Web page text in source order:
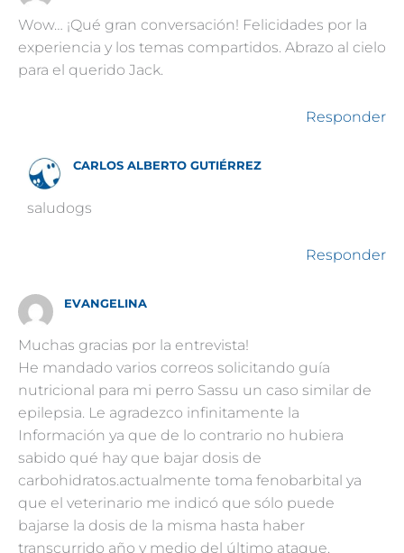
Wow… ¡Qué gran conversación! Felicidades por la
experiencia y los temas compartidos. Abrazo al cielo
para el querido Jack.
Responder
CARLOS ALBERTO GUTIÉRREZ
saludogs
Responder
EVANGELINA
Muchas gracias por la entrevista!
He mandado varios correos solicitando guía
nutricional para mi perro Sassu un caso similar de
epilepsia. Le agradezco infinitamente la
Información ya que de lo contrario no hubiera
sabido qué hay que bajar dosis de
carbohidratos.actualmente toma fenobarbital ya
que el veterinario me indicó que sólo puede
bajarse la dosis de la misma hasta haber
transcurrido año y medio del último ataque.